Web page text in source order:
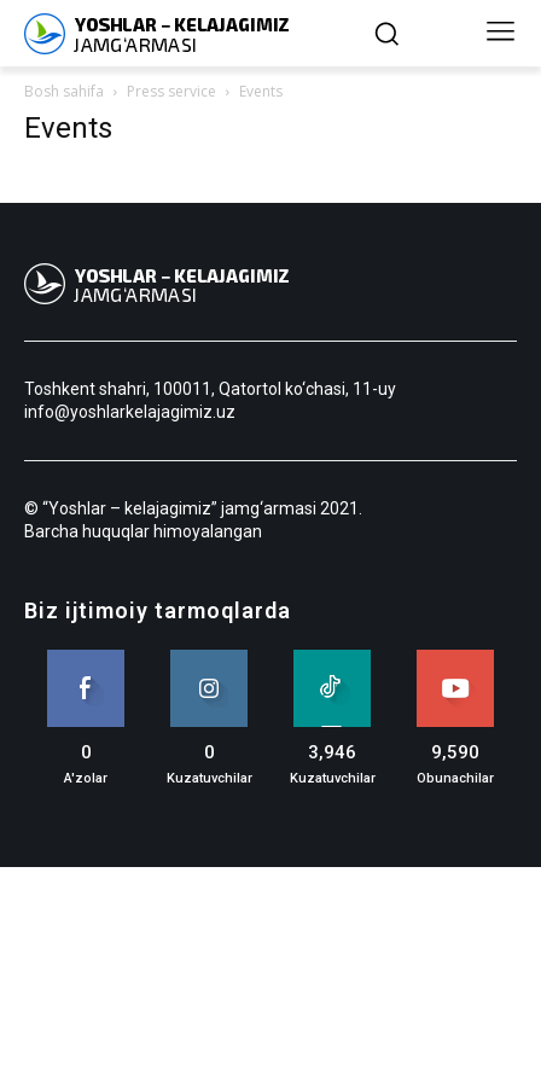
Bosh sahifa Press service Events
Events
Toshkent shahri, 100011, Qatortol ko‘chasi, 11-uy
info@yoshlarkelajagimiz.uz
© “Yoshlar – kelajagimiz” jamg‘armasi 2021.
Barcha huquqlar himoyalangan
Biz ijtimoiy tarmoqlarda
0
A'zolar
0
Kuzatuvchilar
3,946
Kuzatuvchilar
9,590
Obunachilar